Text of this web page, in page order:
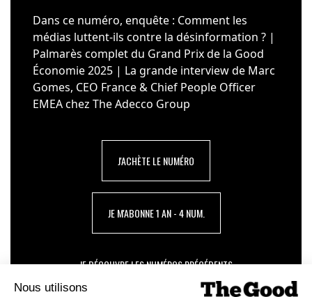
Dans ce numéro, enquête : Comment les
médias luttent-ils contre la désinformation ? |
Palmarès complet du Grand Prix de la Good
Économie 2025 | La grande interview de Marc
Gomes, CEO France & Chief People Officer
EMEA chez The Adecco Group
J'ACHÈTE LE NUMÉRO
JE M'ABONNE 1 AN - 4 NUM.
JE DÉCOUVRE LES NUMÉROS PRÉCÉDENTS